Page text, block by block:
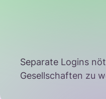
Separate Logins
Gesellschaften zu